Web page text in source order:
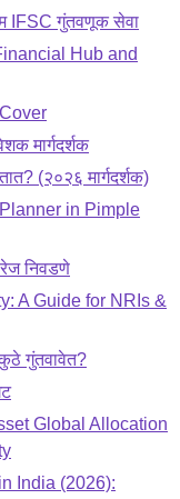
IFSC गुंतवणूक सेवा
Hub and
मार्गदर्शक
(२०२६ मार्गदर्शक)
in Pimple
निवडणे
A Guide for NRIs &
गुंतवावेत?
Global Allocation
India (2026):